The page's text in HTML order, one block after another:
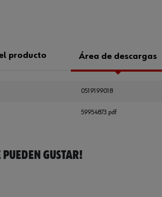
producto Área de descargas
0519199018
59954873.pdf
PUEDEN GUSTAR!